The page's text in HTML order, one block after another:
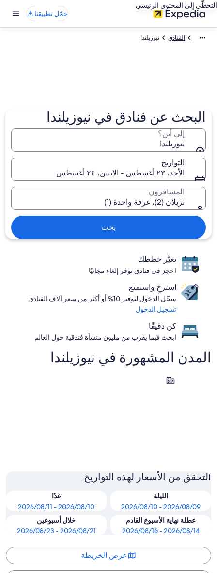
التخطّي إلى المحتوى الرئيسي
حمّل تطبيقنا
الفنادق نيوزيلندا
البحث عن فنادق في نيوزيلندا
إلى أين؟
نيوزيلندا
التواريخ
الأحد، ٢٣ أغسطس - الاثنين، ٢٤ أغسطس
المسافرون
نزيلان (2)، غرفة واحدة (1)
بحث
تغيُّر خططك
احجز في فنادق توفر إلغاء مجانيًا
استرخِ واستمتع
سجّل الدخول لتوفير 10% أو أكثر من سعر آلاف الفنادق
تسجيل الدخول
كن دقيقًا
ابحث فيما يقرب من مليون منشأة فندقية حول العالم
المدن المشهورة في ⁦نيوزيلندا⁩
لايك تيكابو
لايك تيكابو
التحقق من الأسعار لهذه التواريخ
الليلة
2026/08/09 - 2026/08/10
غدًا
2026/08/10 - 2026/08/11
عطلة نهاية الأسبوع القادم
2026/08/14 - 2026/08/16
خلال أسبوعين
2026/08/21 - 2026/08/23
عرض الخريطة